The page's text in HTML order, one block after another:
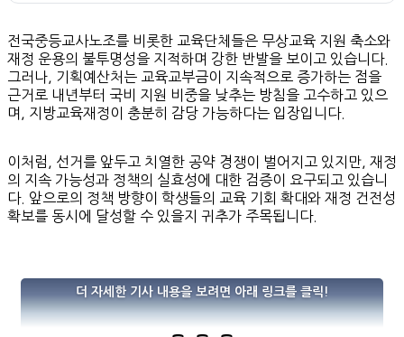
전국중등교사노조를 비롯한 교육단체들은 무상교육 지원 축소와
재정 운용의 불투명성을 지적하며 강한 반발을 보이고 있습니다.
그러나, 기획예산처는 교육교부금이 지속적으로 증가하는 점을
근거로 내년부터 국비 지원 비중을 낮추는 방침을 고수하고 있으
며, 지방교육재정이 충분히 감당 가능하다는 입장입니다.
이처럼, 선거를 앞두고 치열한 공약 경쟁이 벌어지고 있지만, 재정
의 지속 가능성과 정책의 실효성에 대한 검증이 요구되고 있습니
다. 앞으로의 정책 방향이 학생들의 교육 기회 확대와 재정 건전성
확보를 동시에 달성할 수 있을지 귀추가 주목됩니다.
더 자세한 기사 내용을 보려면 아래 링크를 클릭!